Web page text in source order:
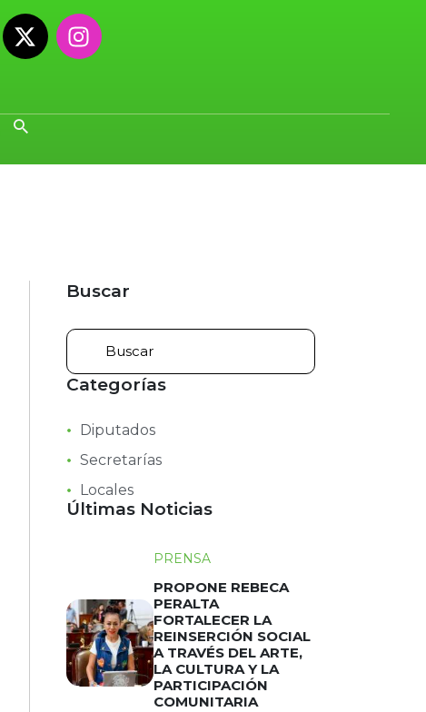
Buscar
Categorías
Diputados
Secretarías
Locales
Últimas Noticias
PRENSA
PROPONE REBECA
PERALTA
FORTALECER LA
REINSERCIÓN SOCIAL
A TRAVÉS DEL ARTE,
LA CULTURA Y LA
PARTICIPACIÓN
COMUNITARIA